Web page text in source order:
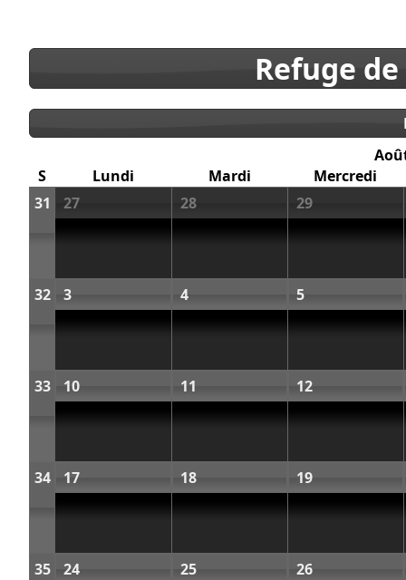
Refuge
S
Lundi Mardi
Mercredi
31
27 28 29
32 3 4 5
33 10 11 12
34 17 18 19
35 24 25 26